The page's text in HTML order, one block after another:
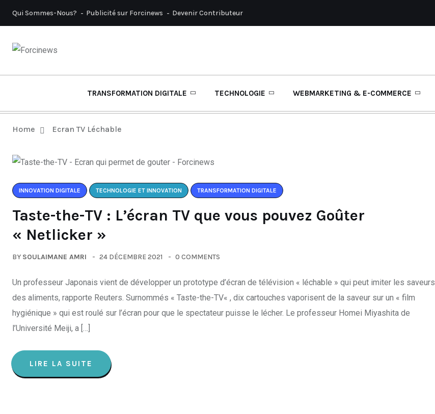
Qui Sommes-Nous? Publicité sur Forcinews Devenir Contributeur
TRANSFORMATION DIGITALE TECHNOLOGIE WEBMARKETING & E-COMMERCE
Home Ecran TV Léchable
INNOVATION DIGITALE TECHNOLOGIE ET INNOVATION TRANSFORMATION DIGITALE
Taste-the-TV : L’écran TV que vous pouvez Goûter
« Netlicker »
BY SOULAIMANE AMRI 24 DÉCEMBRE 2021 0 COMMENTS
Un professeur Japonais vient de développer un prototype d’écran de télévision « léchable » qui peut imiter les saveurs
des aliments, rapporte Reuters. Surnommés « Taste-the-TV« , dix cartouches vaporisent de la saveur sur un « film
hygiénique » qui est roulé sur l’écran pour que le spectateur puisse le lécher. Le professeur Homei Miyashita de
l’Université Meiji, a […]
LIRE LA SUITE